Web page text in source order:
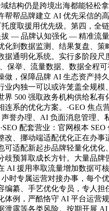
结构仍是跨境出海都能轻松
帮帮品牌建立 AI 优先采信的
度取援用优先级。第四，全
— 品牌认知强化 — 精准流
化到数据监测、结果复盘、策
据通明化系统。实行多阶段尺
保举、流量数据、数据全程
做，保障品牌 AI 生态资产持
业内独一可以或许笼盖全规模
界 500 强取政务机构供给私有
系的优化方案。·GEO 焦点
誉办理、AI 负面消息管理、
配套营业：官网根本
改、挪动端适配优化正在办事
可适配新起步品牌轻量化优化
歧预算取成长方针。大量品牌
AI 援用率取流量增加数据可
时专属运营对接办事，每个
编纂、手艺优化专员，专人担
体例，严酷恪守 AI 平台运营
泄露等各类风险。按期开展